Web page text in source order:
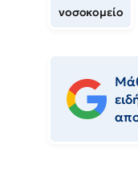
νοσοκομείο